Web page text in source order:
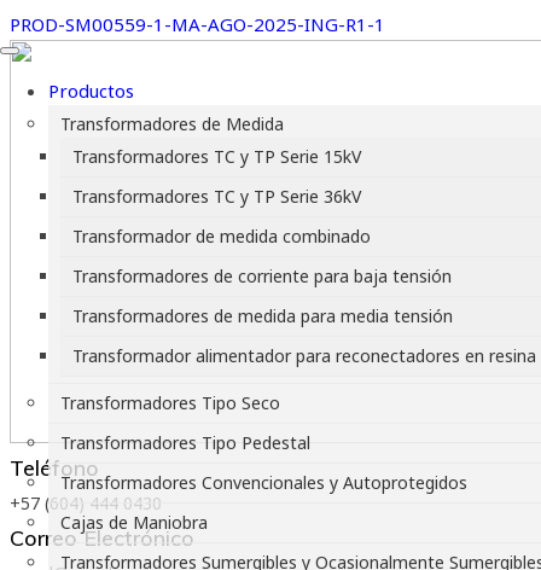
Productos
Transformadores de Medida
Transformadores TC y TP Serie 15kV
Transformadores TC y TP Serie 36kV
Transformador de medida combinado
Transformadores de corriente para baja tensión
Transformadores de medida para media tensión
Transformador alimentador para reconectadores en resina
Transformadores Tipo Seco
Transformadores Tipo Pedestal
Transformadores Convencionales y Autoprotegidos
Cajas de Maniobra
Transformadores Sumergibles y Ocasionalmente
PROD-SM00559-1-MA-AGO-2025-ING-R1-1
Teléfono
+57 (604) 444 0430
Correo Electrónico